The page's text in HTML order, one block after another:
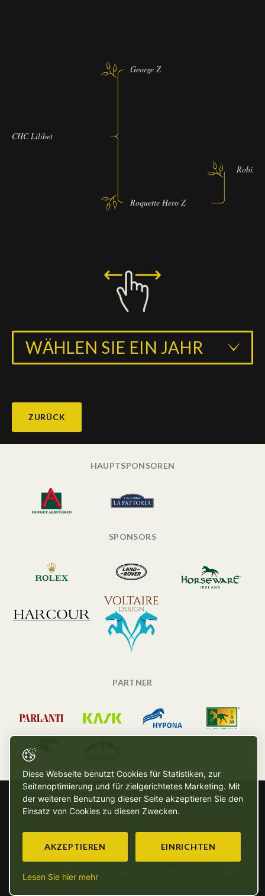
CHC Lilibet
George Z
Roquette Hero Z
Robin-I
WÄHLEN SIE EIN JAHR
ZURÜCK
HAUPTSPONSOREN
SPONSORS
PARTNER
Copyright © SG - 2026 - Alle Rechte vorbehalten
Powered by Artionet
Diese Webseite benutzt Cookies für Statistiken, zur
Seitenoptimierung und für zielgerichtetes Marketing. Mit
der weiteren Benutzung dieser Seite akzeptieren Sie den
Einsatz von Cookies zu diesen Zwecken.
AKZEPTIEREN EINRICHTEN
Lesen Sie hier mehr